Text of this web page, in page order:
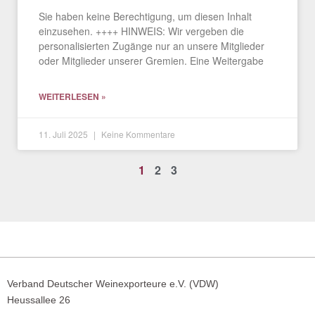
Sie haben keine Berechtigung, um diesen Inhalt
einzusehen. ++++ HINWEIS: Wir vergeben die
personalisierten Zugänge nur an unsere Mitglieder
oder Mitglieder unserer Gremien. Eine Weitergabe
WEITERLESEN »
11. Juli 2025 Keine Kommentare
1 2 3
Verband Deutscher Weinexporteure e.V. (VDW)
Heussallee 26